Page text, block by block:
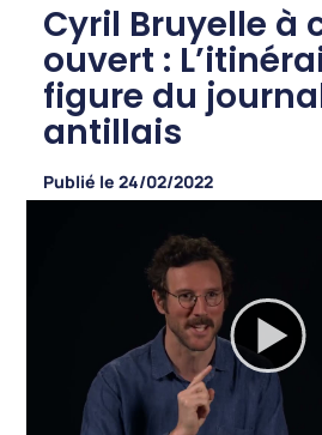
Cyril Bruyelle à
ouvert :
figure du
antillais
Publié le 24/02/2022